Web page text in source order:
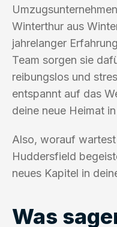
Winterthur aus
jahrelanger
Team sorgen sie
reibungslos und
entspannt auf das
deine neue Heimat
Also, worauf
Huddersfield
neues Kapitel in
Was